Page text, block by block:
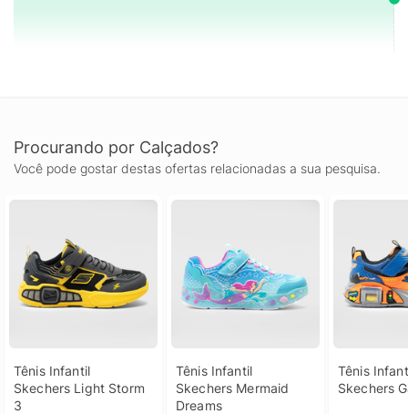
Procurando por Calçados?
Você pode gostar destas ofertas relacionadas a sua pesquisa.
Tênis Infantil
Skechers Light Storm
3
Tênis Infantil
Skechers Mermaid
Dreams
Tênis
Skechers